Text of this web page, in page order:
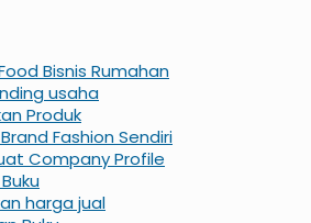
Bisnis Rumahan
usaha
Produk
Fashion Sendiri
Company Profile
harga jual